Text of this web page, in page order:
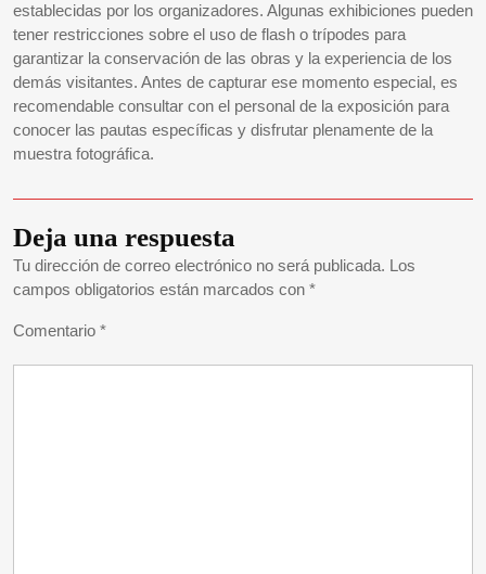
establecidas por los organizadores. Algunas exhibiciones pueden
tener restricciones sobre el uso de flash o trípodes para
garantizar la conservación de las obras y la experiencia de los
demás visitantes. Antes de capturar ese momento especial, es
recomendable consultar con el personal de la exposición para
conocer las pautas específicas y disfrutar plenamente de la
muestra fotográfica.
Deja una respuesta
Tu dirección de correo electrónico no será publicada. Los
campos obligatorios están marcados con *
Comentario *